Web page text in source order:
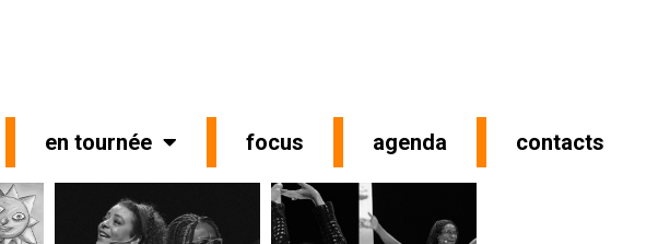
en tournée focus agenda contacts